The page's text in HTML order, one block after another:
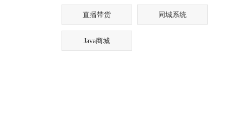
直播带货 同城系统
Java商城